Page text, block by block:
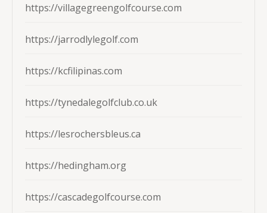
https://villagegreengolfcourse.com
https://jarrodlylegolf.com
https://kcfilipinas.com
https://tynedalegolfclub.co.uk
https://lesrochersbleus.ca
https://hedingham.org
https://cascadegolfcourse.com